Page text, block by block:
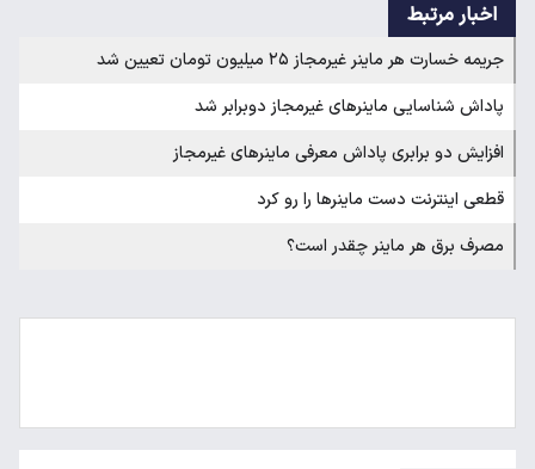
اخبار مرتبط
جریمه خسارت هر ماینر غیرمجاز ۲۵ میلیون تومان تعیین شد
پاداش شناسایی ماینرهای غیرمجاز دوبرابر شد
افزایش دو برابری پاداش معرفی ماینر‌های غیرمجاز
قطعی اینترنت دست ماینرها را رو کرد
مصرف برق هر ماینر چقدر است؟